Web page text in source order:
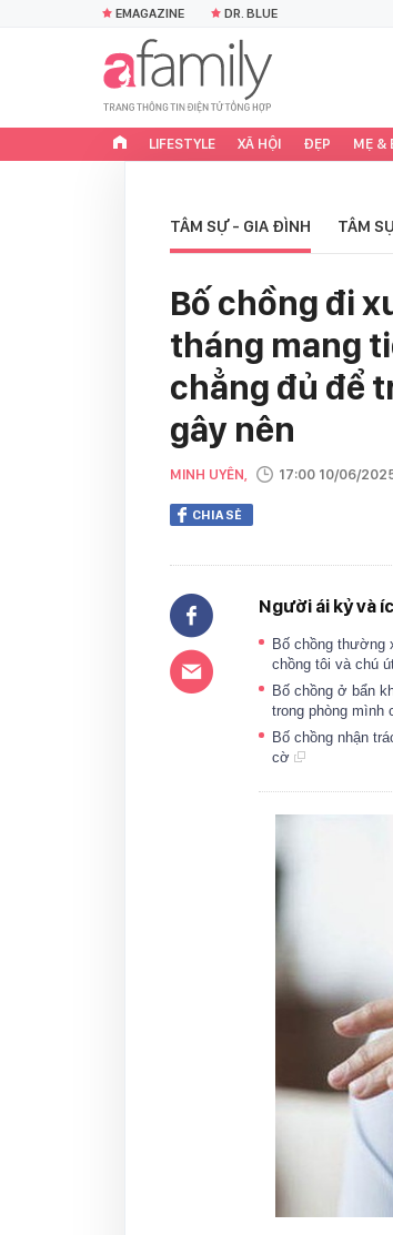
EMAGAZINE DR. BLUE
LIFESTYLE XÃ HỘI ĐẸP MẸ &
TÂM SỰ - GIA ĐÌNH TÂM
Bố chồng đi
tháng mang
chẳng đủ để
gây nên
MINH UYÊN, 17:00 10/06/
CHIA SẺ
Người ái kỷ và
Bố chồng thường
chồng tôi và chú
Bố chồng ở bẩn
trong phòng mình
Bố chồng nhận
cờ